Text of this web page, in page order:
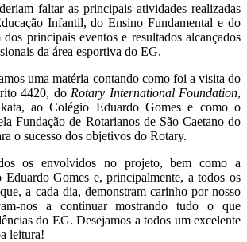
faltar as principais atividades realizadas
Infantil, do Ensino Fundamental e do
principais eventos e resultados alcançados
da área esportiva do EG.
uma matéria contando como foi a visita do
4420, do Rotary International Foundation,
ao Colégio Eduardo Gomes e como o
Fundação de Rotarianos de São Caetano do
o sucesso dos objetivos do Rotary.
os envolvidos no projeto, bem como a
Gomes e, principalmente, a todos os
a cada dia, demonstram carinho por nosso
nos a continuar mostrando tudo o que
do EG. Desejamos a todos um excelente
leitura!